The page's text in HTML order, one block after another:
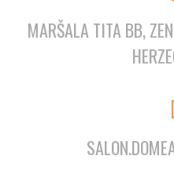
MARŠALA TITA BB,